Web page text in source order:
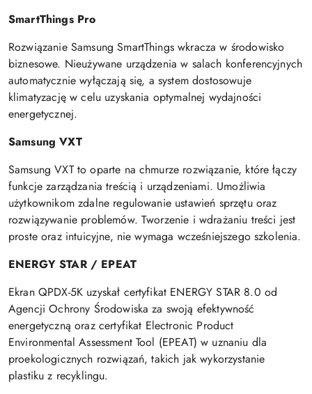
SmartThings Pro
Rozwiązanie Samsung SmartThings wkracza w środowisko
biznesowe. Nieużywane urządzenia w salach konferencyjnych
automatycznie wyłączają się, a system dostosowuje
klimatyzację w celu uzyskania optymalnej wydajności
energetycznej.
Samsung VXT
Samsung VXT to oparte na chmurze rozwiązanie, które łączy
funkcje zarządzania treścią i urządzeniami. Umożliwia
użytkownikom zdalne regulowanie ustawień sprzętu oraz
rozwiązywanie problemów. Tworzenie i wdrażaniu treści jest
proste oraz intuicyjne, nie wymaga wcześniejszego szkolenia.
ENERGY STAR / EPEAT
Ekran QPDX-5K uzyskał certyfikat ENERGY STAR 8.0 od
Agencji Ochrony Środowiska za swoją efektywność
energetyczną oraz certyfikat Electronic Product
Environmental Assessment Tool (EPEAT) w uznaniu dla
proekologicznych rozwiązań, takich jak wykorzystanie
plastiku z recyklingu.